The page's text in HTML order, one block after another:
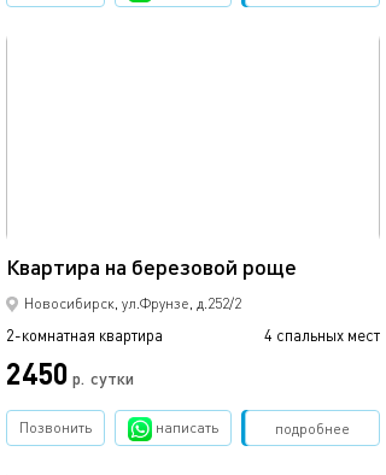
Квартира на березовой роще
Новосибирск, ул.Фрунзе, д.252/2
2-комнатная квартира 4 спальных мест
2450 р. сутки
подробнее
Позвонить написать Забронировать